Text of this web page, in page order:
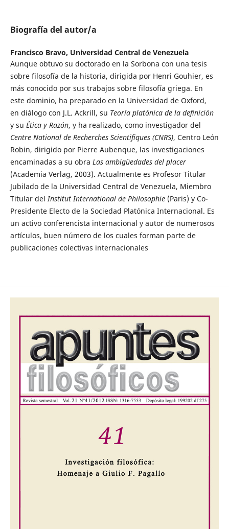
Biografía del autor/a
Francisco Bravo, Universidad Central de Venezuela
Aunque obtuvo su doctorado en la Sorbona con una tesis
sobre filosofía de la historia, dirigida por Henri Gouhier, es
más conocido por sus trabajos sobre filosofía griega. En
este dominio, ha preparado en la Universidad de Oxford,
en diálogo con J.L. Ackrill, su Teoría platónica de la definición
y su Ética y Razón, y ha realizado, como investigador del
Centre National de Recherches Scientifiques (CNRS), Centro León
Robin, dirigido por Pierre Aubenque, las investigaciones
encaminadas a su obra Las ambigüedades del placer
(Academia Verlag, 2003). Actualmente es Profesor Titular
Jubilado de la Universidad Central de Venezuela, Miembro
Titular delInstitut International de Philosophie(Paris) y Co-
Presidente Electo de la Sociedad Platónica Internacional. Es
un activo conferencista internacional y autor de numerosos
artículos, buen número de los cuales forman parte de
publicaciones colectivas internacionales